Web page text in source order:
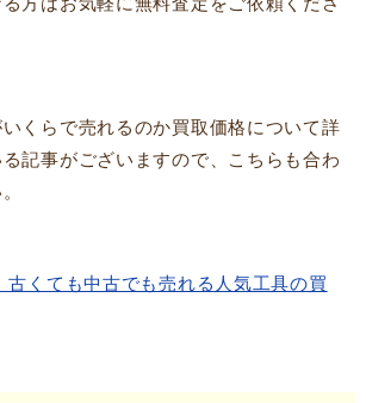
方はお気軽に無料査定をご依頼くださ
くらで売れるのか買取価格について詳
記事がございますので、こちらも合わ
古くても中古でも売れる人気工具の買